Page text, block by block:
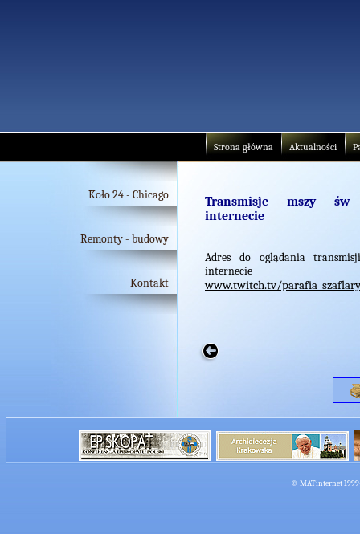
Strona główna Aktualności
Koło 24 - Chicago
Remonty - budowy
Kontakt
Transmisje mszy
internecie
Adres do oglądania
internecie
www.twitch.tv/parafia_szaflary
© MATinternet